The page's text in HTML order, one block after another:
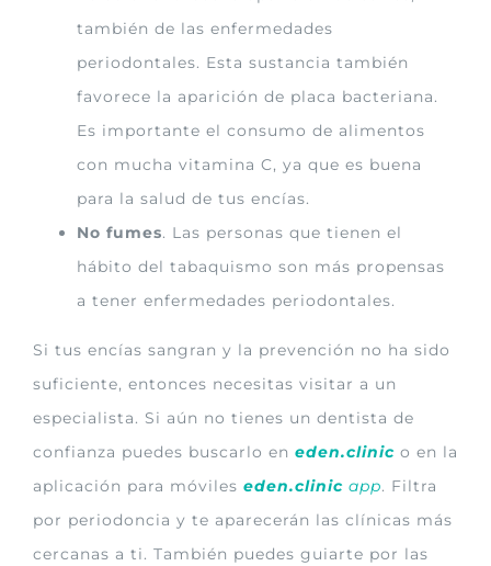
también de las enfermedades
periodontales. Esta sustancia también
favorece la aparición de placa bacteriana.
Es importante el consumo de alimentos
con mucha vitamina C, ya que es buena
para la salud de tus encías.
No fumes. Las personas que tienen el
hábito del tabaquismo son más propensas
a tener enfermedades periodontales.
Si tus encías sangran y la prevención no ha sido
suficiente, entonces necesitas visitar a un
especialista. Si aún no tienes un dentista de
confianza puedes buscarlo en eden.clinic o en la
aplicación para móviles eden.clinic app. Filtra
por periodoncia y te aparecerán las clínicas más
cercanas a ti. También puedes guiarte por las